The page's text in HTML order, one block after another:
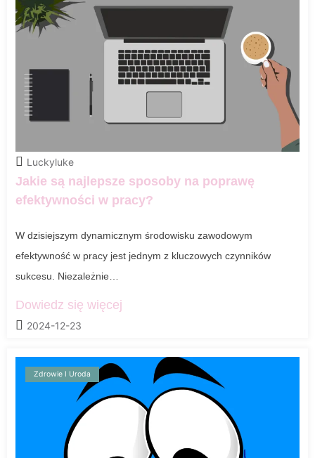
Luckyluke
Jakie są najlepsze sposoby na poprawę
efektywności w pracy?
W dzisiejszym dynamicznym środowisku zawodowym
efektywność w pracy jest jednym z kluczowych czynników
sukcesu. Niezależnie…
Dowiedz się więcej
2024-12-23
Zdrowie I Uroda